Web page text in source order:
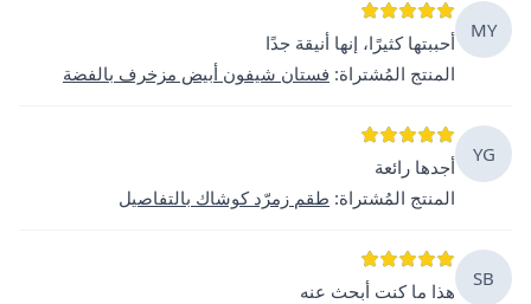
MY
أحببتها كثيرًا، إنها أنيقة جدًا
المنتج المُشتراة: فستان شيفون أبيض مزخرف بالفضة
YG
أجدها رائعة
المنتج المُشتراة: طقم زمرّد كوشاك بالتفاصيل
SB
هذا ما كنت أبحث عنه